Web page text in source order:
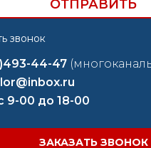
44-47
9-00 до 18-00
ЗАКАЗАТЬ ЗВОНОК